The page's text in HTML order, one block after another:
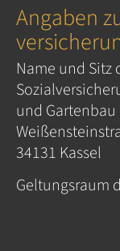
Angaben
Name und Sitz
und Gartenbau
34131 Kassel
Geltungsraum